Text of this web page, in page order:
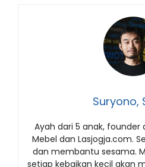
Suryono,
Ayah dari 5 anak, founder
Mebel dan Lasjogja.com.
dan membantu sesama.
setiap kebaikan kecil akan